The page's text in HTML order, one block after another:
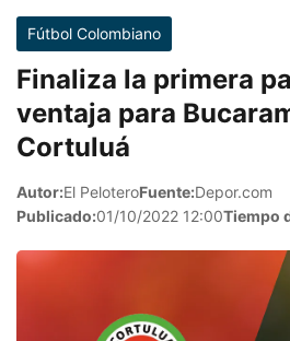
Fútbol Colombiano
Finaliza la primera
ventaja para
Cortuluá
Autor:El PeloteroFuente:Depor.com
Publicado:01/10/2022 12:00Tiempo